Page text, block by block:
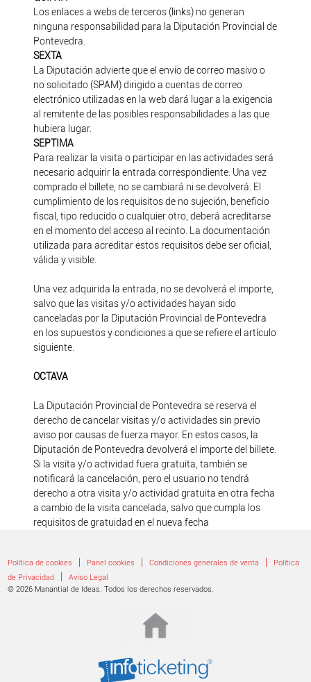
Los enlaces a webs de terceros (links) no generan
ninguna responsabilidad para la Diputación Provincial de
Pontevedra.
SEXTA
La Diputación advierte que el envío de correo masivo o
no solicitado (SPAM) dirigido a cuentas de correo
electrónico utilizadas en la web dará lugar a la exigencia
al remitente de las posibles responsabilidades a las que
hubiera lugar.
SEPTIMA
Para realizar la visita o participar en las actividades será
necesario adquirir la entrada correspondiente. Una vez
comprado el billete, no se cambiará ni se devolverá. El
cumplimiento de los requisitos de no sujeción, beneficio
fiscal, tipo reducido o cualquier otro, deberá acreditarse
en el momento del acceso al recinto. La documentación
utilizada para acreditar estos requisitos debe ser oficial,
válida y visible.
Una vez adquirida la entrada, no se devolverá el importe,
salvo que las visitas y/o actividades hayan sido
canceladas por la Diputación Provincial de Pontevedra
en los supuestos y condiciones a que se refiere el artículo
siguiente.
OCTAVA
La Diputación Provincial de Pontevedra se reserva el
derecho de cancelar visitas y/o actividades sin previo
aviso por causas de fuerza mayor. En estos casos, la
Diputación de Pontevedra devolverá el importe del billete.
Si la visita y/o actividad fuera gratuita, también se
notificará la cancelación, pero el usuario no tendrá
derecho a otra visita y/o actividad gratuita en otra fecha
a cambio de la visita cancelada, salvo que cumpla los
requisitos de gratuidad en el nueva fecha
Política de cookies Panel cookies Condiciones generales de venta
Política
de Privacidad|
Aviso Legal
© 2026 Manantial de Ideas. Todos los derechos reservados.